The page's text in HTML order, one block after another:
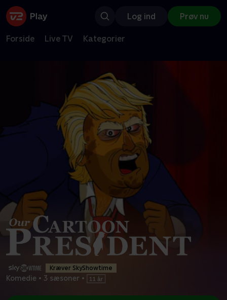
Log ind Prøv nu
Forside Live TV Kategorier
Kræver SkyShowtime
Komedie • 3 sæsoner •